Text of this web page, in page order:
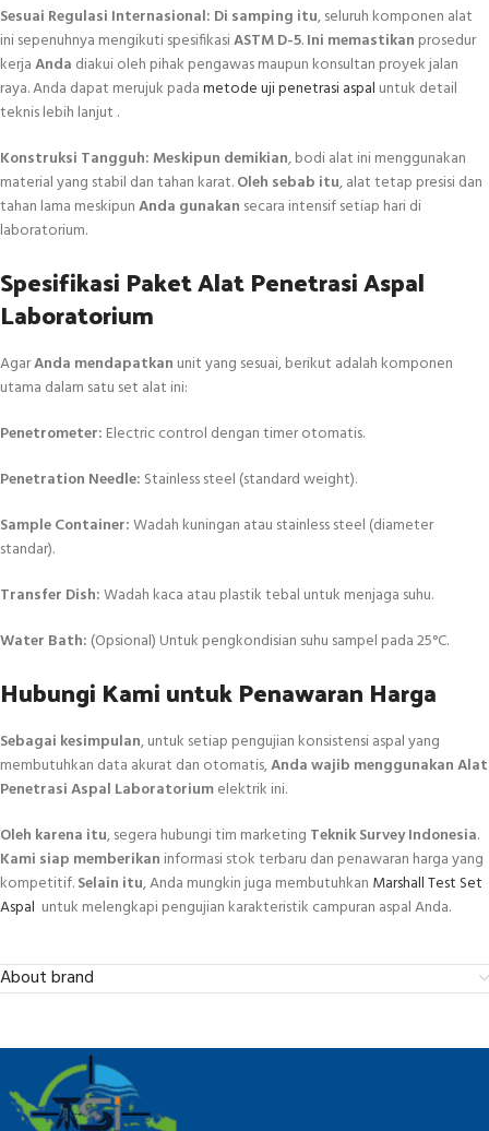
Sesuai Regulasi Internasional: Di samping itu, seluruh komponen alat
ini sepenuhnya mengikuti spesifikasiASTM D-5.Ini memastikan prosedur
kerjaAnda diakui oleh pihak pengawas maupun konsultan proyek jalan
raya. Anda dapat merujuk padametode uji penetrasi aspal untuk detail
teknis lebih lanjut .
Konstruksi Tangguh: Meskipun demikian, bodi alat ini menggunakan
material yang stabil dan tahan karat.Oleh sebab itu, alat tetap presisi dan
tahan lama meskipunAnda gunakan secara intensif setiap hari di
laboratorium.
Spesifikasi Paket Alat Penetrasi Aspal
Laboratorium
AgarAnda mendapatkan unit yang sesuai, berikut adalah komponen
utama dalam satu set alat ini:
Penetrometer: Electric control dengan timer otomatis.
Penetration Needle: Stainless steel (standard weight).
Sample Container:Wadah kuningan atau stainless steel (diameter
standar).
Transfer Dish:Wadah kaca atau plastik tebal untuk menjaga suhu.
Water Bath: (Opsional) Untuk pengkondisian suhu sampel pada 25°C.
Hubungi Kami untuk Penawaran Harga
Sebagai kesimpulan, untuk setiap pengujian konsistensi aspal yang
membutuhkan data akurat dan otomatis,Anda wajib menggunakanAlat
Penetrasi Aspal Laboratoriumelektrik ini.
Oleh karena itu, segera hubungi tim marketing Teknik Survey Indonesia.
Kami siap memberikan informasi stok terbaru dan penawaran harga yang
kompetitif.Selain itu, Anda mungkin juga membutuhkan Marshall Test Set
Aspal untuk melengkapi pengujian karakteristik campuran aspal Anda.
About brand